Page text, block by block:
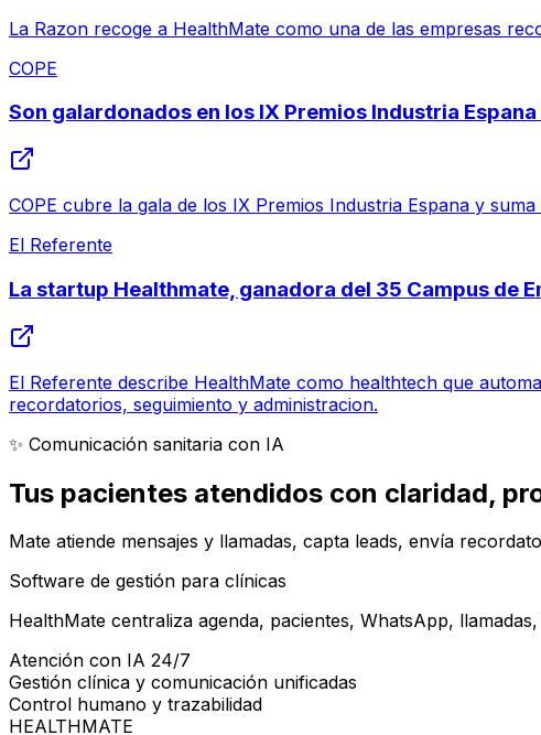
La Razon recoge a HealthMate como una de las empresas
COPE
Son galardonados en los IX Premios Industria
COPE cubre la gala de los IX Premios Industria Espana y
El Referente
La startup Healthmate, ganadora del 35 Campus de
El Referente describe HealthMate como healthtech que
recordatorios, seguimiento y administracion.
✨ Comunicación sanitaria con IA
Tus pacientes atendidos con claridad,
Mate atiende mensajes y llamadas, capta leads, envía
Software de gestión para clínicas
HealthMate centraliza agenda, pacientes, WhatsApp,
Atención con IA 24/7
Gestión clínica y comunicación unificadas
Control humano y trazabilidad
HEALTHMATE